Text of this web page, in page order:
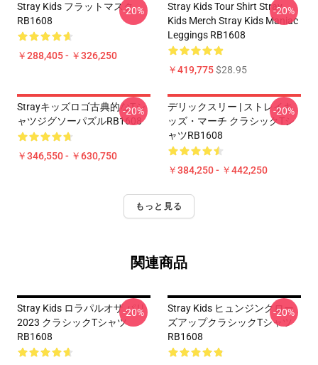
Stray Kids フラットマスク
RB1608
￥288,405 - ￥326,250
-20%
Stray Kids Tour Shirt Stray
Kids Merch Stray Kids Maniac
Leggings RB1608
￥419,775$28.95
-20%
Strayキッズロゴ古典的なTシ
ャツジグソーパズルRB1608
￥346,550 - ￥630,750
-20%
デリックスリー | ストレイキ
ッズ・マーチ クラシックTシ
ャツRB1608
￥384,250 - ￥442,250
-20%
もっと見る
関連商品
Stray Kids ロラパルオザ パリ
2023 クラシックTシャツ
RB1608
-20%
Stray Kids ヒュンジンクロー
ズアップクラシックTシャツ
RB1608
-20%